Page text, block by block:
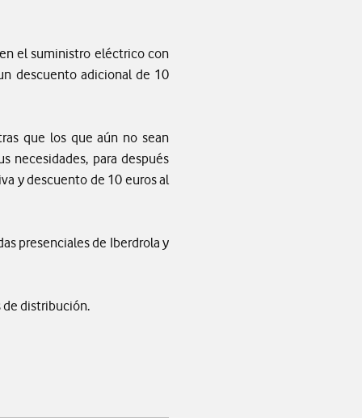
el suministro eléctrico con
descuento adicional de 10
que los que aún no sean
necesidades, para después
y descuento de 10 euros al
presenciales de Iberdrola y
de distribución.